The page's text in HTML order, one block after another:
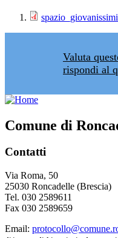
Valuta
rispondi al
Comune di
Contatti
Via Roma, 50
25030 Roncadelle (Brescia)
Tel. 030 2589611
Fax 030 2589659
Email: